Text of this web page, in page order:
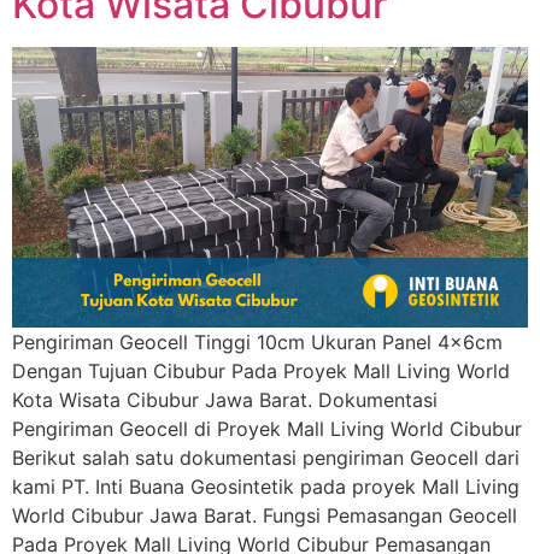
Pengiriman Geocell Tinggi 10cm Ukuran Panel 4x6cm
Dengan Tujuan Cibubur Pada Proyek Mall Living World
Kota Wisata Cibubur Jawa Barat. Dokumentasi
Pengiriman Geocell di Proyek Mall Living World Cibubur
Berikut salah satu dokumentasi pengiriman Geocell dari
kami PT. Inti Buana Geosintetik pada proyek Mall Living
World Cibubur Jawa Barat. Fungsi Pemasangan Geocell
Pada Proyek Mall Living World Cibubur Pemasangan